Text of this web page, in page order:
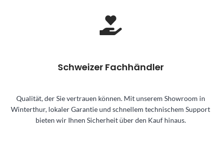
Schweizer Fachhändler
Qualität, der Sie vertrauen können. Mit unserem Showroom in
Winterthur, lokaler Garantie und schnellem technischem Support
bieten wir Ihnen Sicherheit über den Kauf hinaus.